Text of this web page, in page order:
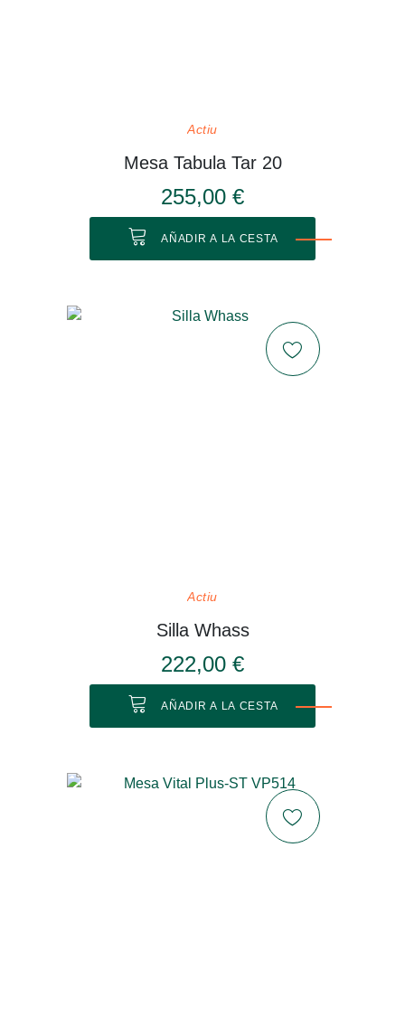
Actiu
Mesa Tabula Tar 20
255,00 €
AÑADIR A LA CESTA
Actiu
Silla Whass
222,00 €
AÑADIR A LA CESTA